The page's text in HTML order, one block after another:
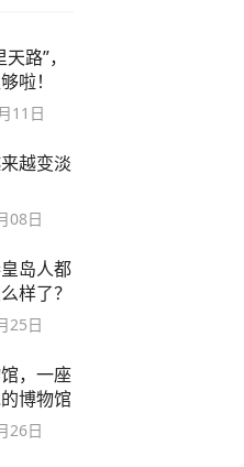
路”，
啦！
11日
越变淡
08日
岛人都
样了？
25日
，一座
博物馆
26日